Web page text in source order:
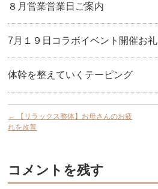
８月営業営業日ご案内
7月１９日コラボイベント開催お礼
体幹を整えていくテーピング
←
【リラックス整体】お母さんのお疲
れを改善
コメントを残す